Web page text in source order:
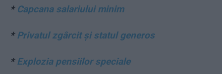
* Capcana salariului minim
*Privatul zgârcit și statul generos
*Explozia pensiilor speciale